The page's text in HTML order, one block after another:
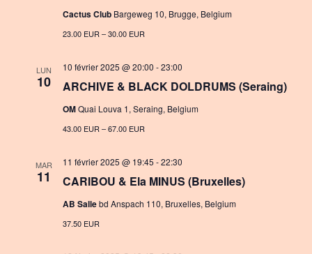
i
v
Cactus Club Bargeweg 10, Brugge, Belgium
23.00 EUR – 30.00 EUR
LUN
10 ARCHIVE & BLACK DOLDRUMS (Seraing)
10 février 2025 @ 20:00 -23:00
OMQuai Louva 1, Seraing, Belgium
43.00 EUR – 67.00 EUR
MAR
11 CARIBOU & Ela MINUS (Bruxelles)
11 février 2025 @ 19:45 -22:30
AB Sallebd Anspach 110, Bruxelles, Belgium
37.50 EUR